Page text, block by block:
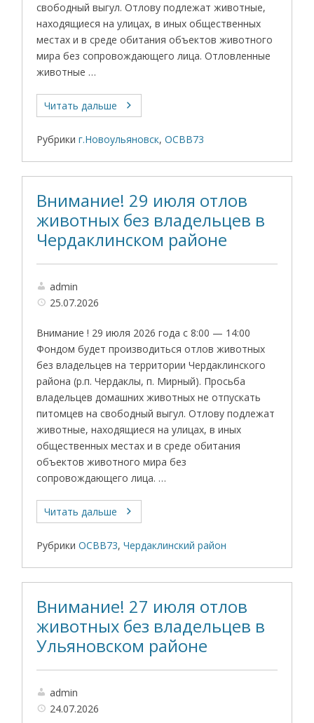
свободный выгул. Отлову подлежат животные,
находящиеся на улицах, в иных общественных
местах и в среде обитания объектов животного
мира без сопровождающего лица. Отловленные
животные …
Читать дальше
Рубрики г.Новоульяновск,ОСВВ73
Внимание! 29 июля отлов
животных без владельцев в
Чердаклинском районе
admin
25.07.2026
Внимание ! 29 июля 2026 года с 8:00 — 14:00
Фондом будет производиться отлов животных
без владельцев на территории Чердаклинского
района (р.п. Чердаклы, п. Мирный). Просьба
владельцев домашних животных не отпускать
питомцев на свободный выгул. Отлову подлежат
животные, находящиеся на улицах, в иных
общественных местах и в среде обитания
объектов животного мира без
сопровождающего лица. …
Читать дальше
Рубрики ОСВВ73,Чердаклинский район
Внимание! 27 июля отлов
животных без владельцев в
Ульяновском районе
admin
24.07.2026